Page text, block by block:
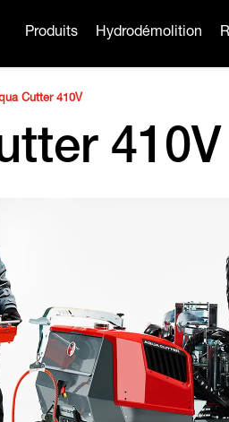
Produits Hydrodémolition
Cutter 410V
410V